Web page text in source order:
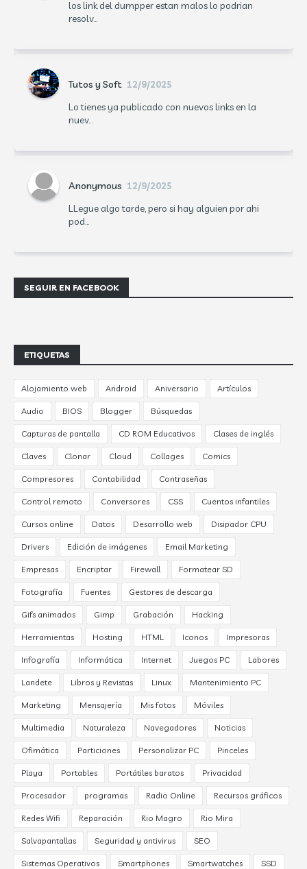
los link del dumpper estan malos lo podrian
resolv...
Tutos y Soft 12/9/2025
Lo tienes ya publicado con nuevos links en la
nuev...
Anonymous 12/9/2025
LLegue algo tarde, pero si hay alguien por ahi
pod...
SEGUIR EN FACEBOOK
ETIQUETAS
Alojamiento web Android Aniversario Artículos
Audio BIOS Blogger Búsquedas
Capturas de pantalla CD ROM Educativos Clases de inglés
Claves Clonar Cloud Collages Comics
Compresores Contabilidad Contraseñas
Control remoto Conversores CSS Cuentos infantiles
Cursos online Datos Desarrollo web Disipador CPU
Drivers Edición de imágenes Email Marketing
Empresas Encriptar Firewall Formatear SD
Fotografía Fuentes Gestores de descarga
Gifs animados Gimp Grabación Hacking
Herramientas Hosting HTML Iconos Impresoras
Infografía Informática Internet Juegos PC Labores
Landete Libros y Revistas Linux Mantenimiento PC
Marketing Mensajería Mis fotos Móviles
Multimedia Naturaleza Navegadores Noticias
Ofimática Particiones Personalizar PC Pinceles
Playa Portables Portátiles baratos Privacidad
Procesador programas Radio Online Recursos gráficos
Redes Wifi Reparación Rio Magro Rio Mira
Salvapantallas Seguridad y antivirus SEO
Sistemas Operativos Smartphones Smartwatches SSD